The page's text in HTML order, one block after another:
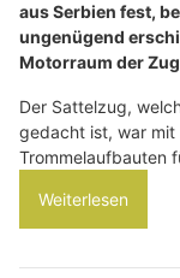
aus Serbien fest,
ungenügend
Motorraum der
Der Sattelzug,
gedacht ist, war mit
Trommelaufbauten
Weiterlesen